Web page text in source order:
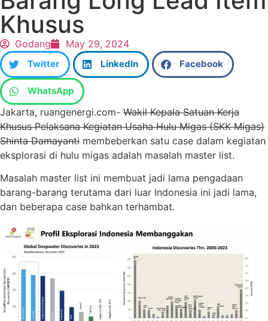
Khusus
Godang May 29, 2024
Twitter LinkedIn Facebook
WhatsApp
Jakarta, ruangenergi.com- Wakil Kepala Satuan Kerja
Khusus Pelaksana Kegiatan Usaha Hulu Migas (SKK Migas)
Shinta Damayanti membeberkan satu case dalam kegiatan
eksplorasi di hulu migas adalah masalah master list.
Masalah master list ini membuat jadi lama pengadaan
barang-barang terutama dari luar Indonesia ini jadi lama,
dan beberapa case bahkan terhambat.